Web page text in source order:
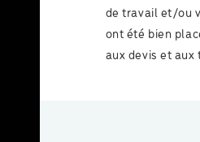
de travail et/ou
ont été bien
aux devis et aux